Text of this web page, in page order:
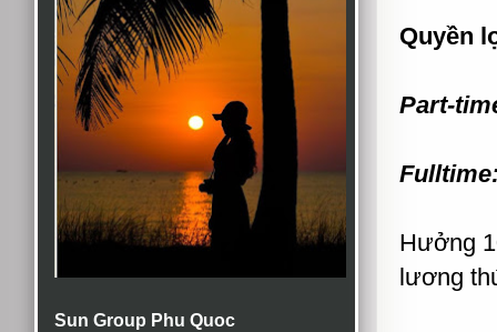
Sun Group Phu Quoc
Quyền
Part-
Hưởng
lương